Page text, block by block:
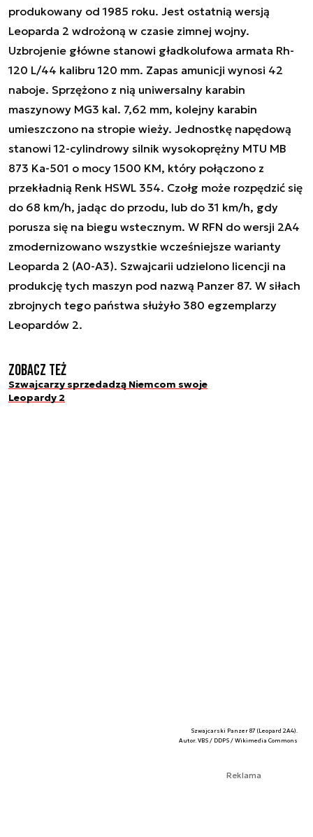
produkowany od 1985 roku. Jest ostatnią wersją
Leoparda 2 wdrożoną w czasie zimnej wojny.
Uzbrojenie główne stanowi gładkolufowa armata Rh-
120 L/44 kalibru 120 mm. Zapas amunicji wynosi 42
naboje. Sprzężono z nią uniwersalny karabin
maszynowy MG3 kal. 7,62 mm, kolejny karabin
umieszczono na stropie wieży. Jednostkę napędową
stanowi 12-cylindrowy silnik wysokoprężny MTU MB
873 Ka-501 o mocy 1500 KM, który połączono z
przekładnią Renk HSWL 354. Czołg może rozpędzić się
do 68 km/h, jadąc do przodu, lub do 31 km/h, gdy
porusza się na biegu wstecznym. W RFN do wersji 2A4
zmodernizowano wszystkie wcześniejsze warianty
Leoparda 2 (A0-A3). Szwajcarii udzielono licencji na
produkcję tych maszyn pod nazwą Panzer 87. W siłach
zbrojnych tego państwa służyło 380 egzemplarzy
Leopardów 2.
Zobacz też
Szwajcarzy sprzedadzą Niemcom swoje
Leopardy 2
Szwajcarski Panzer 87 (Leopard 2A4).
Autor. VBS / DDPS / Wikimedia Commons
Reklama